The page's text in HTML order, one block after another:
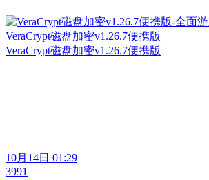
VeraCrypt磁盘加密v1.26.7便携版
VeraCrypt磁盘加密v1.26.7便携版
10月14日 01:29
3991